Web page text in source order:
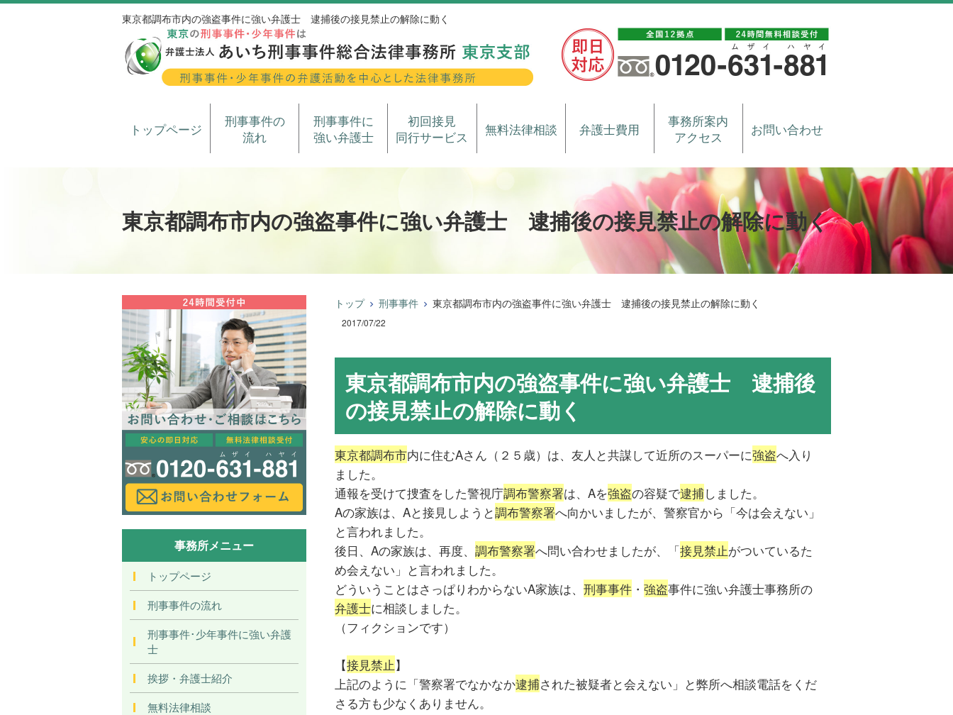
東京都調布市内の強盗事件に強い弁護士 逮捕後の接見禁止の解除に動く
トップページ
刑事事件の
流れ
刑事事件に
強い弁護士
初回接見
同行サービス
無料法律相談 弁護士費用
事務所案内
アクセス
お問い合わせ
東京都調布市内の強盗事件に強い弁護士 逮捕後の接見禁止の解除に動く
トップ 刑事事件 東京都調布市内の強盗事件に強い弁護士 逮捕後の接見禁止の解除に動く
2017/07/22
東京都調布市内の強盗事件に強い弁護士 逮捕後
の接見禁止の解除に動く
東京都調布市内に住むAさん（２５歳）は、友人と共謀して近所のスーパーに強盗へ入り
ました。
通報を受けて捜査をした警視庁調布警察署は、Aを強盗の容疑で逮捕しました。
Aの家族は、Aと接見しようと調布警察署へ向かいましたが、警察官から「今は会えない」
と言われました。
後日、Aの家族は、再度、 調布警察署へ問い合わせましたが、「接見禁止がついているた
め会えない」と言われました。
どういうことはさっぱりわからないA家族は、 刑事事件 ・ 強盗事件に強い弁護士事務所の
弁護士に相談しました。
（フィクションです）
【接見禁止】
上記のように「警察署でなかなか逮捕された被疑者と会えない」と弊所へ相談電話をくだ
さる方も少なくありません。
事務所メニュー
トップページ
刑事事件の流れ
刑事事件･少年事件に強い弁護
士
挨拶・弁護士紹介
無料法律相談